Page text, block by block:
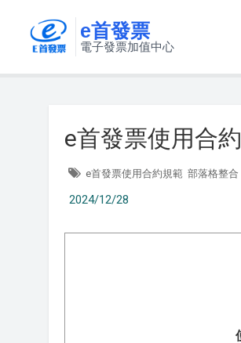
e首發票
電子發票加值中心
e首發票使用合
e首發票使用合約規範 部落格整合
2024/12/28